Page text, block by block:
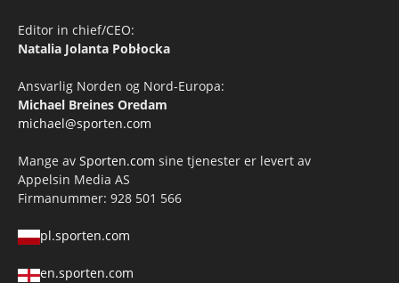
Editor in chief/CEO:
Natalia Jolanta Pobłocka
Ansvarlig Norden og Nord-Europa:
Michael Breines Oredam
michael@sporten.com
Mange av Sporten.com sine tjenester er levert av
Appelsin Media AS
Firmanummer: 928 501 566
pl.sporten.com
en.sporten.com